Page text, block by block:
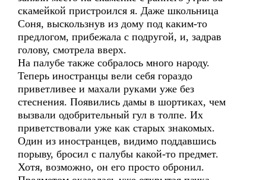
скамейкой пристроился я. Даже школьница
Соня, выскользнув из дому под каким-то
предлогом, прибежала с подругой, и, задрав
голову, смотрела вверх.
На палубе также собралось много народу.
Теперь иностранцы вели себя гораздо
приветливее и махали руками уже без
стеснения. Появились дамы в шортиках, чем
вызвали одобрительный гул в толпе. Их
приветствовали уже как старых знакомых.
Один из иностранцев, видимо поддавшись
порыву, бросил с палубы какой-то предмет.
Хотя, возможно, он его просто обронил.